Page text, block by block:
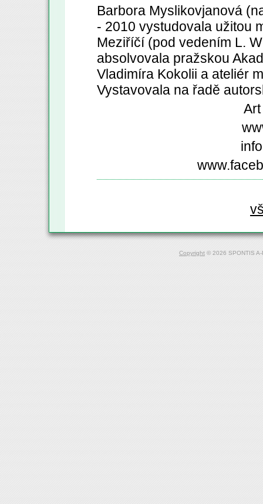
Barbora Myslikovjanová
- 2010 vystudovala užitou
Meziříčí (pod vedením L.
absolvovala pražskou
Vladimíra Kokolii a ateliér
Vystavovala na řadě
Copyright © 2026 SPONTIS